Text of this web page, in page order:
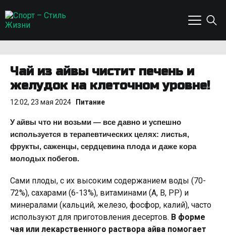
Чай из айвы чистит печень и
желудок на клеточном уровне!
12:02, 23 мая 2024 Питание
У айвы что ни возьми — все давно и успешно
используется в терапевтических целях: листья,
фрукты, саженцы, сердцевина плода и даже кора
молодых побегов.
Сами плоды, с их высоким содержанием воды (70-
72%), сахарами (6-13%), витаминами (А, В, PP) и
минералами (кальций, железо, фосфор, калий), часто
используют для приготовления десертов. В форме
чая или лекарственного раствора айва помогает